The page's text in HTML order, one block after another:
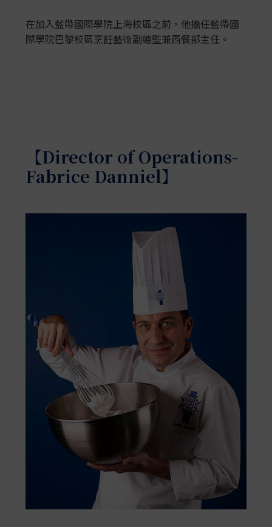
在加入藍帶國際學院上海校區之前，他擔任藍帶國
際學院巴黎校區烹飪藝術副總監兼西餐部主任。
【Director of Operations-
Fabrice Danniel】